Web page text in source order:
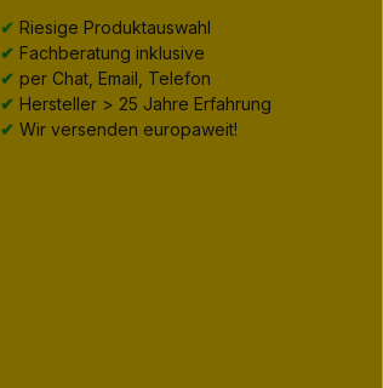
✔ Riesige Produktauswahl
✔ Fachberatung inklusive
✔ per Chat, Email, Telefon
✔ Hersteller > 25 Jahre Erfahrung
✔ Wir versenden europaweit!